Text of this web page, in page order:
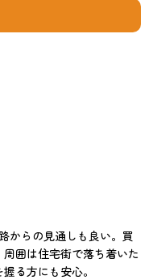
からの見通しも良い。買
囲は住宅街で落ち着いた
る方にも安心。